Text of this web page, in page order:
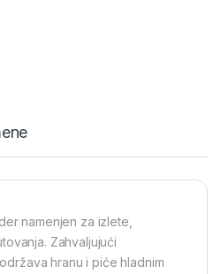
quantity
namenjen za izlete,
Zahvaljujući
hranu i piće hladnim